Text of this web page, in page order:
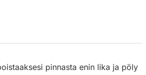
pinnasta enin lika ja pöly